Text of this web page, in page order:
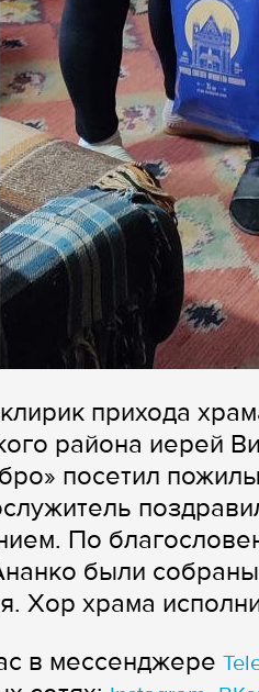
прихода
района иерей
посетил
По
были
Хор храма
в мессенджере